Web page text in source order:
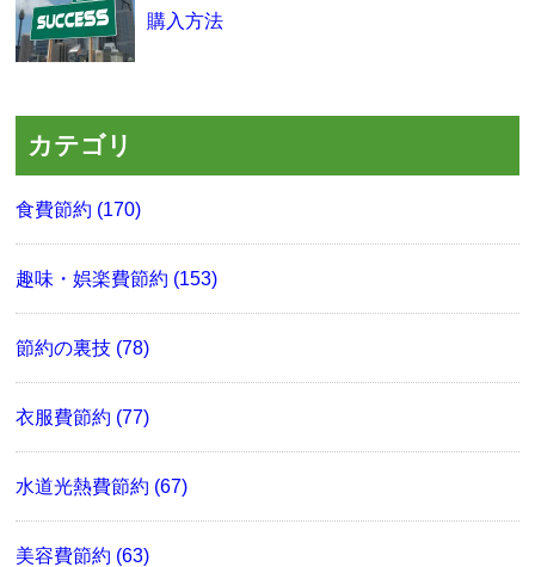
購入方法
カテゴリ
食費節約 (170)
趣味・娯楽費節約 (153)
節約の裏技 (78)
衣服費節約 (77)
水道光熱費節約 (67)
美容費節約 (63)